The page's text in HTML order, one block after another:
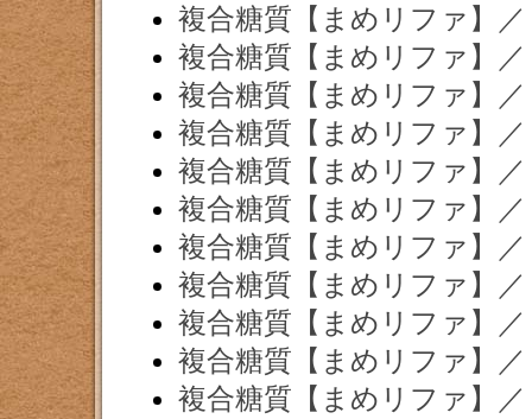
複合糖質【まめリファ】
複合糖質【まめリファ】
複合糖質【まめリファ】
複合糖質【まめリファ】
複合糖質【まめリファ】
複合糖質【まめリファ】
複合糖質【まめリファ】
複合糖質【まめリファ】
複合糖質【まめリファ】
複合糖質【まめリファ】
複合糖質【まめリファ】